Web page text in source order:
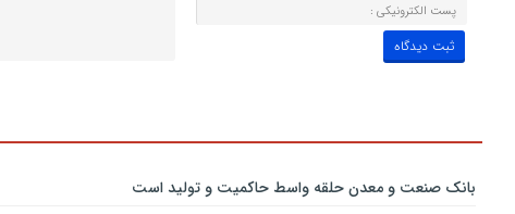
بانك صنعت و معدن حلقه واسط حاكمیت و تولید است